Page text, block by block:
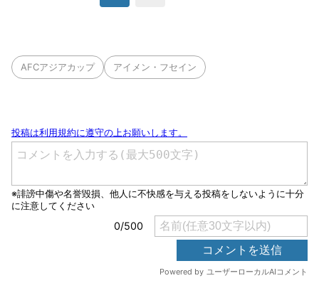
AFCアジアカップ アイメン・フセイン